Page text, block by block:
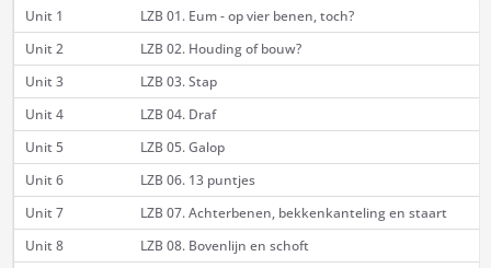
Unit 1
LZB 01. Eum - op vier benen, toch?
Unit 2
LZB 02. Houding of bouw?
Unit 3
LZB 03. Stap
Unit 4
LZB 04. Draf
Unit 5
LZB 05. Galop
Unit 6
LZB 06. 13 puntjes
Unit 7
LZB 07. Achterbenen, bekkenkanteling en staart
Unit 8
LZB 08. Bovenlijn en schoft